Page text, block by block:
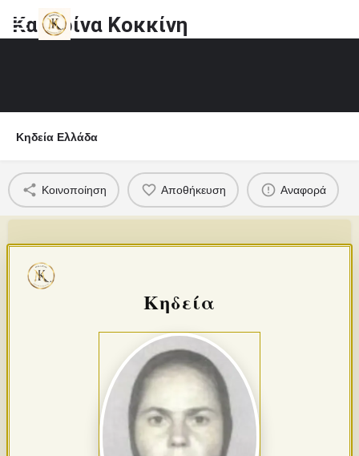
Κατερίνα Κοκκίνη
Κηδεία Ελλάδα
Κοινοποίηση Αποθήκευση Αναφορά
Κηδεία